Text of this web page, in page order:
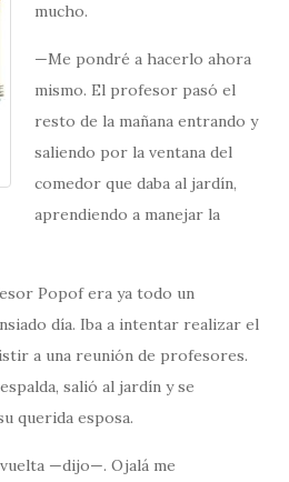
mucho.
—Me pondré a hacerlo ahora
mismo. El profesor pasó el
resto de la mañana entrando y
saliendo por la ventana del
comedor que daba al jardín,
aprendiendo a manejar la
Popof era ya todo un
día. Iba a intentar realizar el
a una reunión de profesores.
salió al jardín y se
querida esposa.
—dijo—. Ojalá me